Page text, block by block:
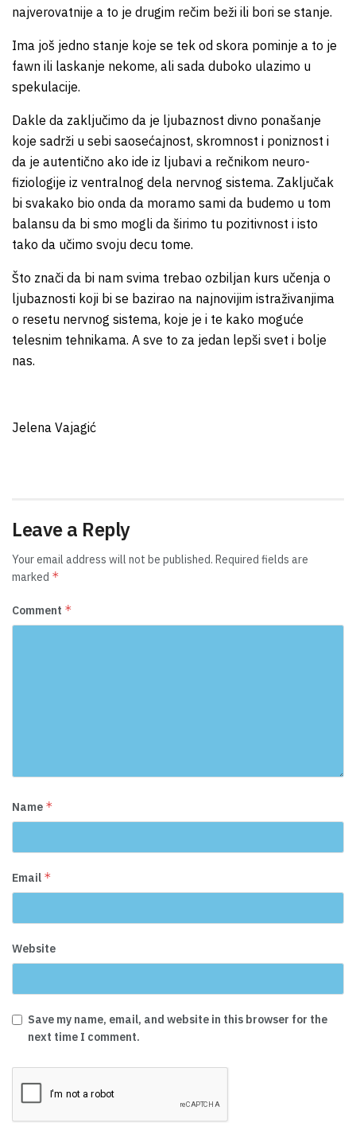
najverovatnije a to je drugim rečim beži ili bori se stanje.
Ima još jedno stanje koje se tek od skora pominje a to je
fawn ili laskanje nekome, ali sada duboko ulazimo u
spekulacije.
Dakle da zaključimo da je ljubaznost divno ponašanje
koje sadrži u sebi saosećajnost, skromnost i poniznost i
da je autentično ako ide iz ljubavi a rečnikom neuro-
fiziologije iz ventralnog dela nervnog sistema. Zaključak
bi svakako bio onda da moramo sami da budemo u tom
balansu da bi smo mogli da širimo tu pozitivnost i isto
tako da učimo svoju decu tome.
Što znači da bi nam svima trebao ozbiljan kurs učenja o
ljubaznosti koji bi se bazirao na najnovijim istraživanjima
o resetu nervnog sistema, koje je i te kako moguće
telesnim tehnikama. A sve to za jedan lepši svet i bolje
nas.
Jelena Vajagić
Leave a Reply
Your email address will not be published. Required fields are
marked *
Comment *
Name *
Email *
Website
Save my name, email, and website in this browser for the
next time I comment.